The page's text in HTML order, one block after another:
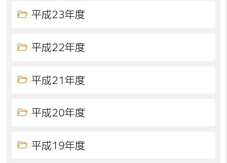
平成23年度
平成22年度
平成21年度
平成20年度
平成19年度